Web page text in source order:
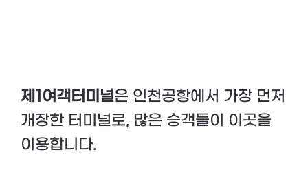
제1여객터미널은 인천공항에서 가장 먼저
개장한 터미널로, 많은 승객들이 이곳을
이용합니다.